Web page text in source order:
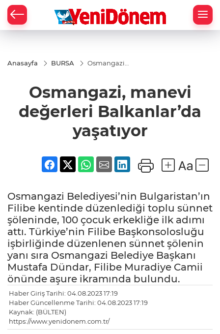
Anasayfa BURSA
Osmangazi,
Balkanlar’da
yaşatıyor
Osmangazi, manevi
değerleri Balkanlar’da
yaşatıyor
Osmangazi Belediyesi’nin Bulgaristan’ın
Filibe kentinde düzenlediği toplu sünnet
şöleninde, 100 çocuk erkekliğe ilk adımı
attı. Türkiye’nin Filibe Başkonsolosluğu
işbirliğinde düzenlenen sünnet şölenin
yanı sıra Osmangazi Belediye Başkanı
Mustafa Dündar, Filibe Muradiye Camii
önünde aşure ikramında bulundu.
Haber Giriş Tarihi: 04.08.2023 17:19
Haber Güncellenme Tarihi: 04.08.2023 17:19
Kaynak: (BÜLTEN)
https://www.yenidonem.com.tr/